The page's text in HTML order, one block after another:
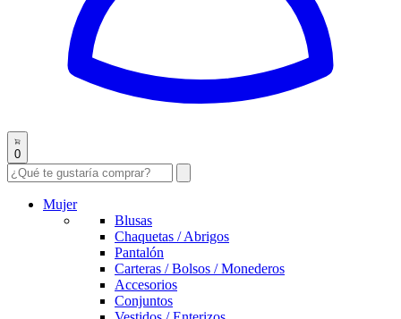
0
Mujer
Blusas
Chaquetas / Abrigos
Pantalón
Carteras / Bolsos / Monederos
Accesorios
Conjuntos